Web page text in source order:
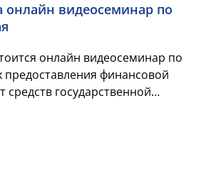
видеосеминар по
онлайн видеосеминар по
финансовой
средств государственной
...